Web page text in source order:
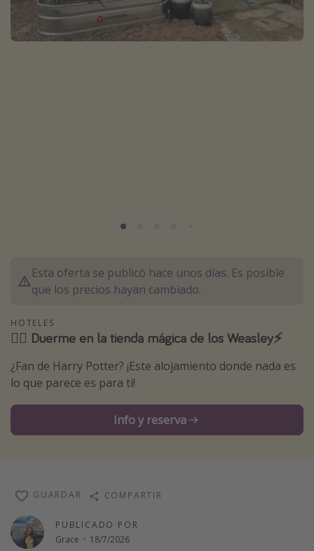
Marruecos
Islas Baleares
Viajar sola como mujer
Ofertas para Vacaciones Activas
Vacaciones de Playa
Escapadas románticas
Hoteles más hot de España
Guía de equipaje de mano
Parques de atracciones
Esta oferta se publicó hace unos días. Es posible
que los precios hayan cambiado.
HOTELES
🧙‍♀️ Duerme en la tienda mágica de los Weasley⚡️
¿Fan de Harry Potter? ¡Este alojamiento donde nada es
lo que parece es para ti!
Info y reserva
PUBLICADO POR
Grace · 18/7/2026
GUARDAR COMPARTIR